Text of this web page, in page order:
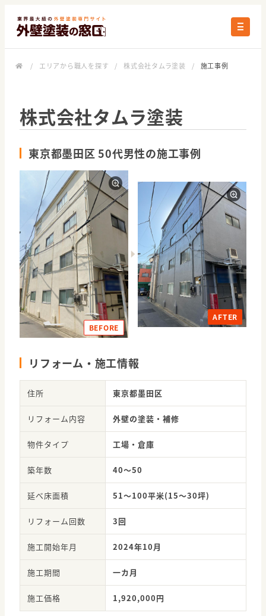
/ エリアから職人を探す / 株式会社タムラ塗装 / 施工事例
株式会社タムラ塗装
東京都墨田区 50代男性の施工事例
BEFORE
AFTER
リフォーム・施工情報
住所 東京都墨田区
リフォーム内容 外壁の塗装・補修
物件タイプ 工場・倉庫
築年数 40〜50
延べ床面積 51～100平米(15～30坪)
リフォーム回数 3回
施工開始年月 2024年10月
施工期間 一カ月
施工価格 1,920,000円